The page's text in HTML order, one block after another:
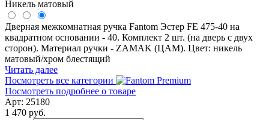
Никель матовый
Дверная межкомнатная ручка Fantom Эстер FE 475-40 на
квадратном основании - 40. Комплект 2 шт. (на дверь с двух
сторон). Материал ручки - ZAMAK (ЦАМ). Цвет: никель
матовый/хром блестящий
Читать далее
Посмотреть все категории
Посмотреть подробнее о товаре
Арт: 25180
1 470 руб.